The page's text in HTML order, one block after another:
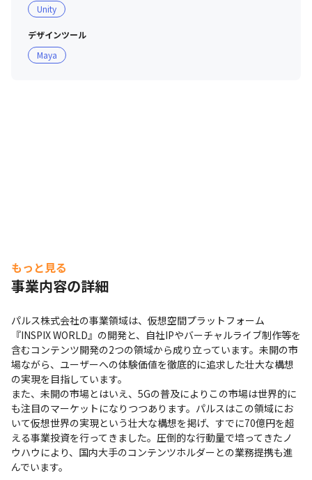
VRという新しい領域ですが、今までの経験を生かしてチ
ャレンジできる環境だと思いますので、是非一緒に「次の
あたりまえ」を一緒に作り上げていきましょう！
Unity
デザインツール
Maya
もっと見る
事業内容の詳細
パルス株式会社の事業領域は、仮想空間プラットフォーム
『INSPIX WORLD』の開発と、自社IPやバーチャルライブ制作等を
含むコンテンツ開発の2つの領域から成り立っています。未開の市
場ながら、ユーザーへの体験価値を徹底的に追求した壮大な構想
の実現を目指しています。
また、未開の市場とはいえ、5Gの普及によりこの市場は世界的に
も注目のマーケットになりつつあります。パルスはこの領域にお
いて仮想世界の実現という壮大な構想を掲げ、すでに70億円を超
える事業投資を行ってきました。圧倒的な行動量で培ってきたノ
ウハウにより、国内大手のコンテンツホルダーとの業務提携も進
んでいます。